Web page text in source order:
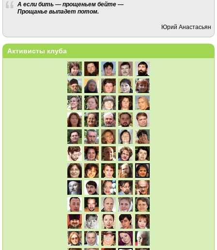
А если бить — прощеньем бейте —
Прощанье выпадет потом.
Юрий Анастасьян
Активисты клуба